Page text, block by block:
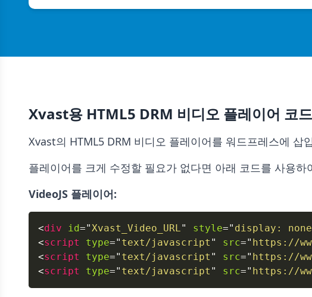
Xvast용 HTML5 DRM 비디오 플레이어 코
Xvast의 HTML5 DRM 비디오 플레이어를 워드프레스에 삽
플레이어를 크게 수정할 필요가 없다면 아래 코드를 사용하
VideoJS 플레이어:
<div id="Xvast_Video_URL" style=" display : none
<script type=" text/javascript " src=" https://
<script type=" text/javascript " src=" https://
<script type=" text/javascript " src=" https://